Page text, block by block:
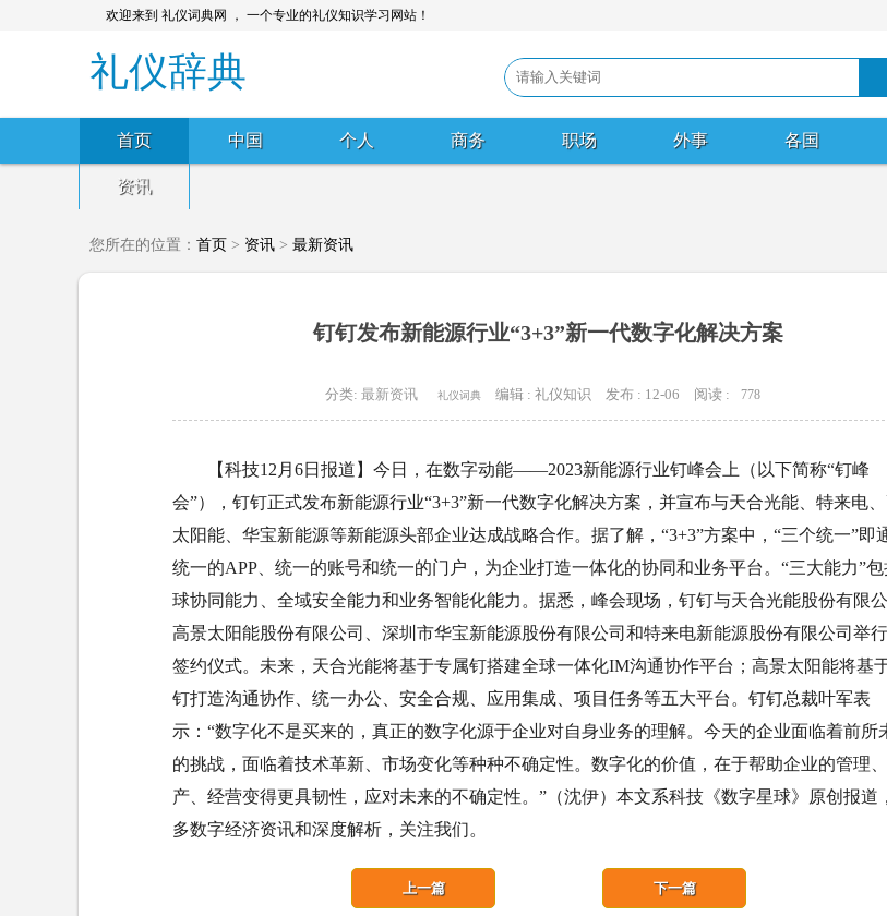
欢迎来到 礼仪词典网 ， 一个专业的礼仪知识学习网站！
礼仪辞典
首页 中国 个人 商务 职场 外事 各国
资讯
您所在的位置： 首页 > 资讯 > 最新资讯
钉钉发布新能源行业“3+3”新一代数字化解决方案
分类: 最新资讯 礼仪词典 编辑 : 礼仪知识 发布 : 12-06 阅读 : 778
【科技12月6日报道】今日，在数字动能——2023新能源行业钉峰会上（以下简称“钉峰
会”），钉钉正式发布新能源行业“3+3”新一代数字化解决方案，并宣布与天合光能、特来电
太阳能、华宝新能源等新能源头部企业达成战略合作。据了解，“3+3”方案中，“三个统一”即
统一的APP、统一的账号和统一的门户，为企业打造一体化的协同和业务平台。“三大能力”包
球协同能力、全域安全能力和业务智能化能力。据悉，峰会现场，钉钉与天合光能股份有限公
高景太阳能股份有限公司、深圳市华宝新能源股份有限公司和特来电新能源股份有限公司举
签约仪式。未来，天合光能将基于专属钉搭建全球一体化IM沟通协作平台；高景太阳能将基
钉打造沟通协作、统一办公、安全合规、应用集成、项目任务等五大平台。钉钉总裁叶军表
示：“数字化不是买来的，真正的数字化源于企业对自身业务的理解。今天的企业面临着前所
的挑战，面临着技术革新、市场变化等种种不确定性。数字化的价值，在于帮助企业的管理
产、经营变得更具韧性，应对未来的不确定性。”（沈伊）本文系科技《数字星球》原创报道
多数字经济资讯和深度解析，关注我们。
下一篇
上一篇